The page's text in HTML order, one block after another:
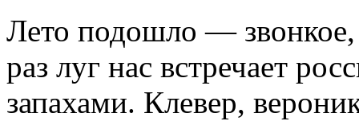
Лето подошло — звонкое,
раз луг нас встречает
запахами. Клевер,